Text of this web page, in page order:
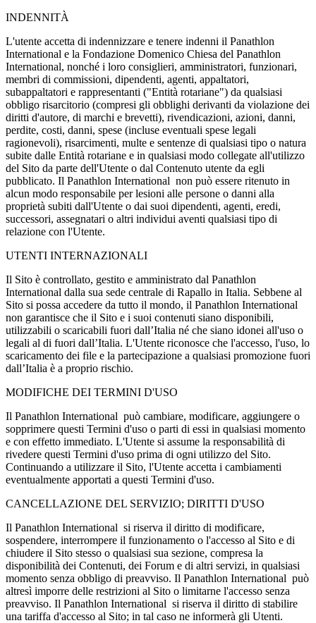
INDENNITÀ
L'utente accetta di indennizzare e tenere indenni il Panathlon
International e la Fondazione Domenico Chiesa del Panathlon
International, nonché i loro consiglieri, amministratori, funzionari,
membri di commissioni, dipendenti, agenti, appaltatori,
subappaltatori e rappresentanti ("Entità rotariane") da qualsiasi
obbligo risarcitorio (compresi gli obblighi derivanti da violazione dei
diritti d'autore, di marchi e brevetti), rivendicazioni, azioni, danni,
perdite, costi, danni, spese (incluse eventuali spese legali
ragionevoli), risarcimenti, multe e sentenze di qualsiasi tipo o natura
subite dalle Entità rotariane e in qualsiasi modo collegate all'utilizzo
del Sito da parte dell'Utente o dal Contenuto utente da egli
pubblicato. Il Panathlon International non può essere ritenuto in
alcun modo responsabile per lesioni alle persone o danni alla
proprietà subiti dall'Utente o dai suoi dipendenti, agenti, eredi,
successori, assegnatari o altri individui aventi qualsiasi tipo di
relazione con l'Utente.
UTENTI INTERNAZIONALI
Il Sito è controllato, gestito e amministrato dal Panathlon
International dalla sua sede centrale di Rapallo in Italia. Sebbene al
Sito si possa accedere da tutto il mondo, il Panathlon International
non garantisce che il Sito e i suoi contenuti siano disponibili,
utilizzabili o scaricabili fuori dall’Italia né che siano idonei all'uso o
legali al di fuori dall’Italia. L'Utente riconosce che l'accesso, l'uso, lo
scaricamento dei file e la partecipazione a qualsiasi promozione fuori
dall’Italia è a proprio rischio.
MODIFICHE DEI TERMINI D'USO
Il Panathlon International può cambiare, modificare, aggiungere o
sopprimere questi Termini d'uso o parti di essi in qualsiasi momento
e con effetto immediato. L'Utente si assume la responsabilità di
rivedere questi Termini d'uso prima di ogni utilizzo del Sito.
Continuando a utilizzare il Sito, l'Utente accetta i cambiamenti
eventualmente apportati a questi Termini d'uso.
CANCELLAZIONE DEL SERVIZIO; DIRITTI D'USO
Il Panathlon International si riserva il diritto di modificare,
sospendere, interrompere il funzionamento o l'accesso al Sito e di
chiudere il Sito stesso o qualsiasi sua sezione, compresa la
disponibilità dei Contenuti, dei Forum e di altri servizi, in qualsiasi
momento senza obbligo di preavviso. Il Panathlon International può
altresì imporre delle restrizioni al Sito o limitarne l'accesso senza
preavviso. Il Panathlon International si riserva il diritto di stabilire
una tariffa d'accesso al Sito; in tal caso ne informerà gli Utenti.